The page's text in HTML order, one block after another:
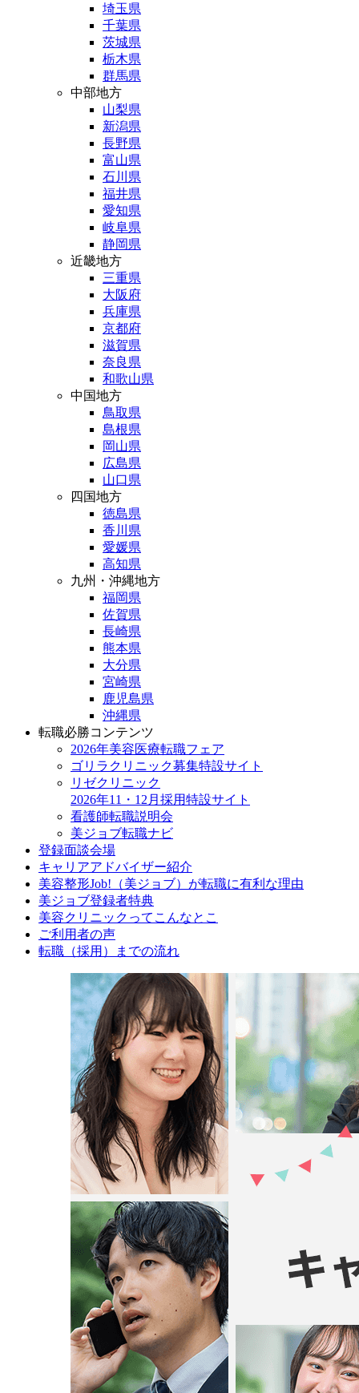
埼玉県
千葉県
茨城県
栃木県
群馬県
中部地方
山梨県
新潟県
長野県
富山県
石川県
福井県
愛知県
岐阜県
静岡県
近畿地方
三重県
大阪府
兵庫県
京都府
滋賀県
奈良県
和歌山県
中国地方
鳥取県
島根県
岡山県
広島県
山口県
四国地方
徳島県
香川県
愛媛県
高知県
九州・沖縄地方
福岡県
佐賀県
長崎県
熊本県
大分県
宮崎県
鹿児島県
沖縄県
転職必勝コンテンツ
2026年美容医療転職フェア
ゴリラクリニック募集特設サイト
リゼクリニック
2026年11・12月採用特設サイト
看護師転職説明会
美ジョブ転職ナビ
登録面談会場
キャリアアドバイザー紹介
美容整形Job!（美ジョブ）が転職に有利な理由
美ジョブ登録者特典
美容クリニックってこんなとこ
ご利用者の声
転職（採用）までの流れ